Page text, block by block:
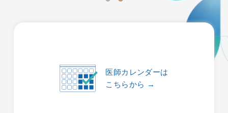
医師カレンダーは
こちらから →
事前に
WEB問診を入力いただくことでご来院の際、スムーズに
とがございますが、あらかじめご了承ください。)